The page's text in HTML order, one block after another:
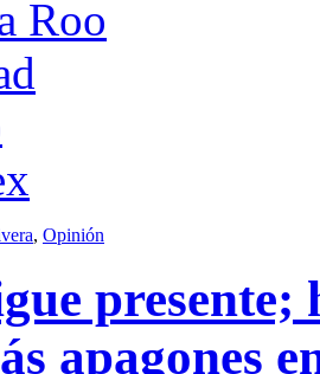
Roo
, Opinión
presente;
apagones